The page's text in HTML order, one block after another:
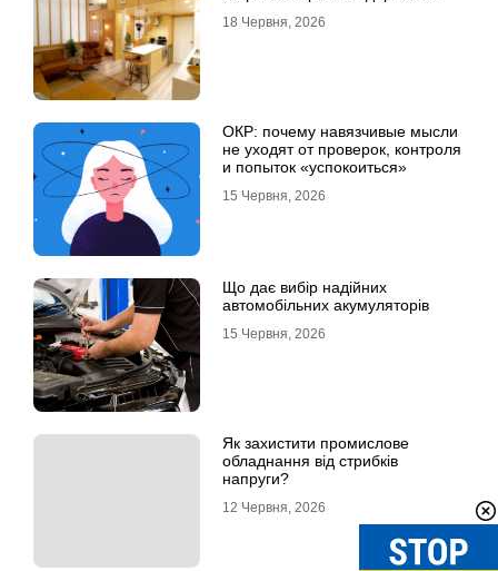
18 Червня, 2026
ОКР: почему навязчивые мысли
не уходят от проверок, контроля
и попыток «успокоиться»
15 Червня, 2026
Що дає вибір надійних
автомобільних акумуляторів
15 Червня, 2026
Як захистити промислове
обладнання від стрибків
напруги?
12 Червня, 2026